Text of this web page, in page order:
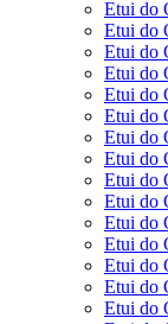
Etui do
Etui do
Etui do
Etui do
Etui do
Etui do
Etui do
Etui do
Etui do
Etui do
Etui do
Etui do
Etui do
Etui do
Etui do